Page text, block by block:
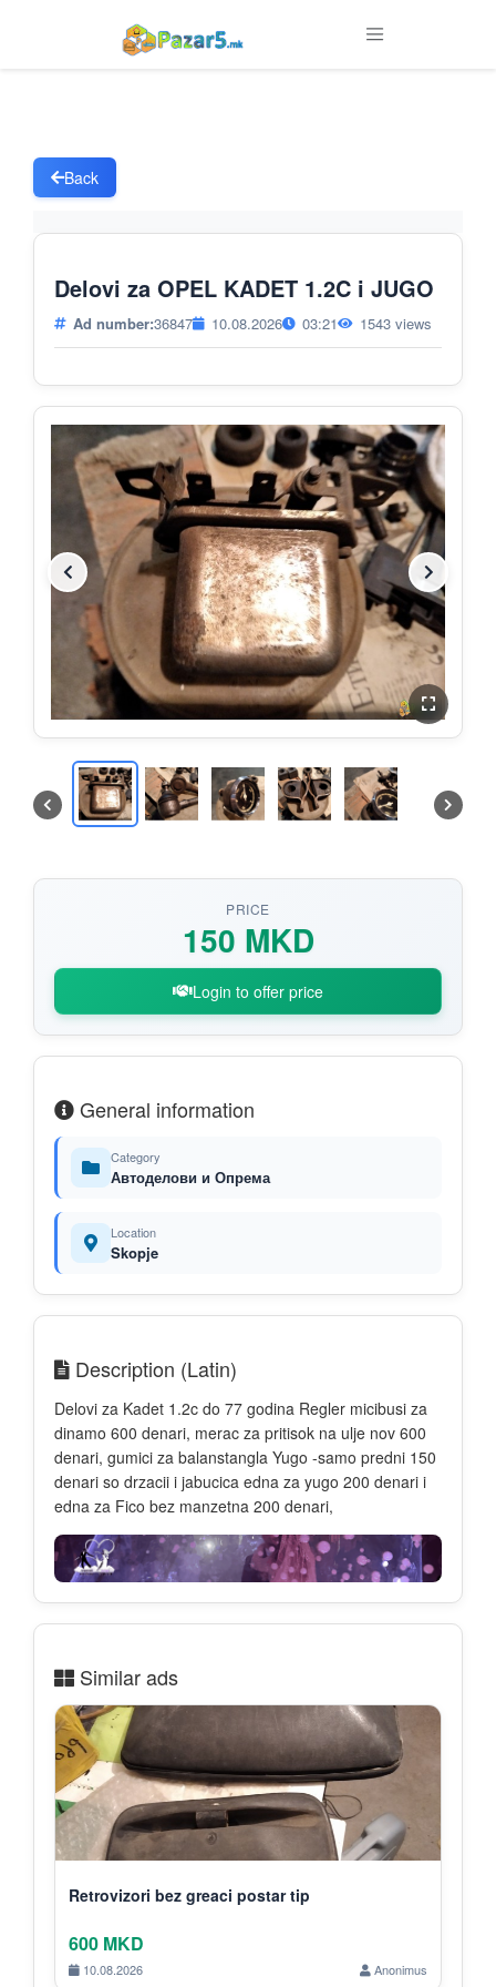
Back
Delovi za OPEL KADET 1.2C i JUGO
Ad number:36847 10.08.2026 03:21 1543 views
PRICE
150 MKD
Login to offer price
General information
Category
Автоделови и Опрема
Location
Skopje
Description (Latin)
Delovi za Kadet 1.2c do 77 godina Regler micibusi za
dinamo 600 denari, merac za pritisok na ulje nov 600
denari, gumici za balanstangla Yugo -samo predni 150
denari so drzacii i jabucica edna za yugo 200 denari i
edna za Fico bez manzetna 200 denari,
Similar ads
Retrovizori bez greaci postar tip
600 MKD
10.08.2026 Anonimus